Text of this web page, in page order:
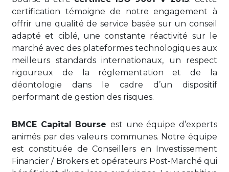
certification témoigne de notre engagement à
offrir une qualité de service basée sur un conseil
adapté et ciblé, une constante réactivité sur le
marché avec des plateformes technologiques aux
meilleurs standards internationaux, un respect
rigoureux de la réglementation et de la
déontologie dans le cadre d’un dispositif
performant de gestion des risques.
BMCE Capital Bourse est une équipe d’experts
animés par des valeurs communes. Notre équipe
est constituée de Conseillers en Investissement
Financier / Brokers et opérateurs Post-Marché qui